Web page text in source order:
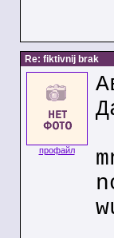
Re: fiktivnij brak
профайл